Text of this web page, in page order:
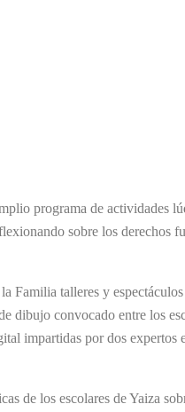
programa de actividades
sobre los derechos
Familia talleres y
dibujo convocado entre los
impartidas por dos expertos
de los escolares de Yaiza